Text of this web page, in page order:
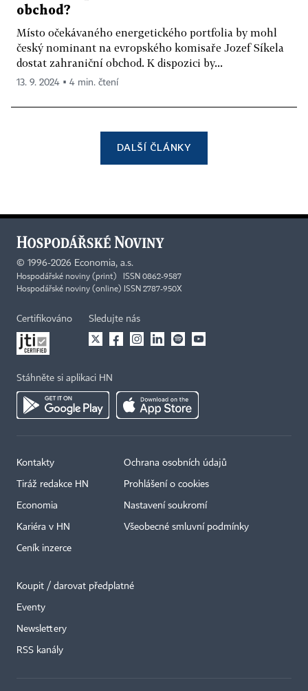
obchod?
Místo očekávaného energetického portfolia by mohl
český nominant na evropského komisaře Jozef Síkela
dostat zahraniční obchod. K dispozici by...
13. 9. 2024 ▪ 4 min. čtení
DALŠÍ ČLÁNKY
© 1996-2026 Economia, a.s.
Hospodářské noviny (print) ISSN 0862-9587
Hospodářské noviny (online) ISSN 2787-950X
Certifikováno Sledujte nás
Stáhněte si aplikaci HN
Kontakty
Tiráž redakce HN
Economia
Kariéra v HN
Ceník inzerce
Ochrana osobních údajů
Prohlášení o cookies
Nastavení soukromí
Všeobecné smluvní podmínky
Koupit / darovat předplatné
Eventy
Newslettery
RSS kanály